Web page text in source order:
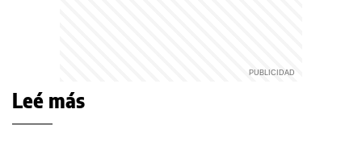
Leé más